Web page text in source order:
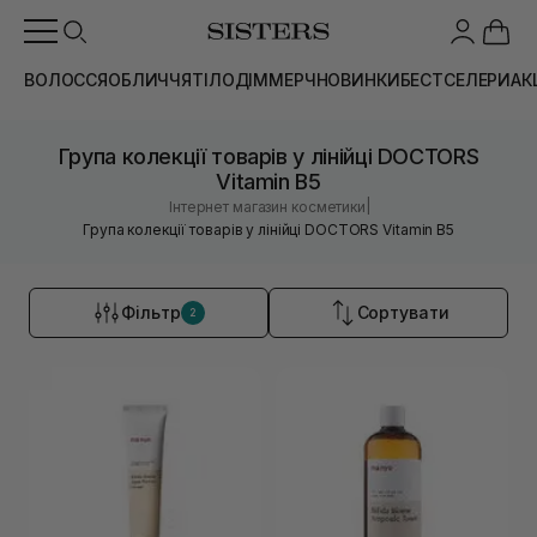
ВОЛОССЯОБЛИЧЧЯТІЛОДІММЕРЧНОВИНКИБЕСТСЕЛЕРИ
Група колекції товарів у лінійці DOCTORS
Vitamin B5
Інтернет магазин косметики
Група колекції товарів у лінійці DOCTORS Vitamin B5
Фільтр 2 Сортувати